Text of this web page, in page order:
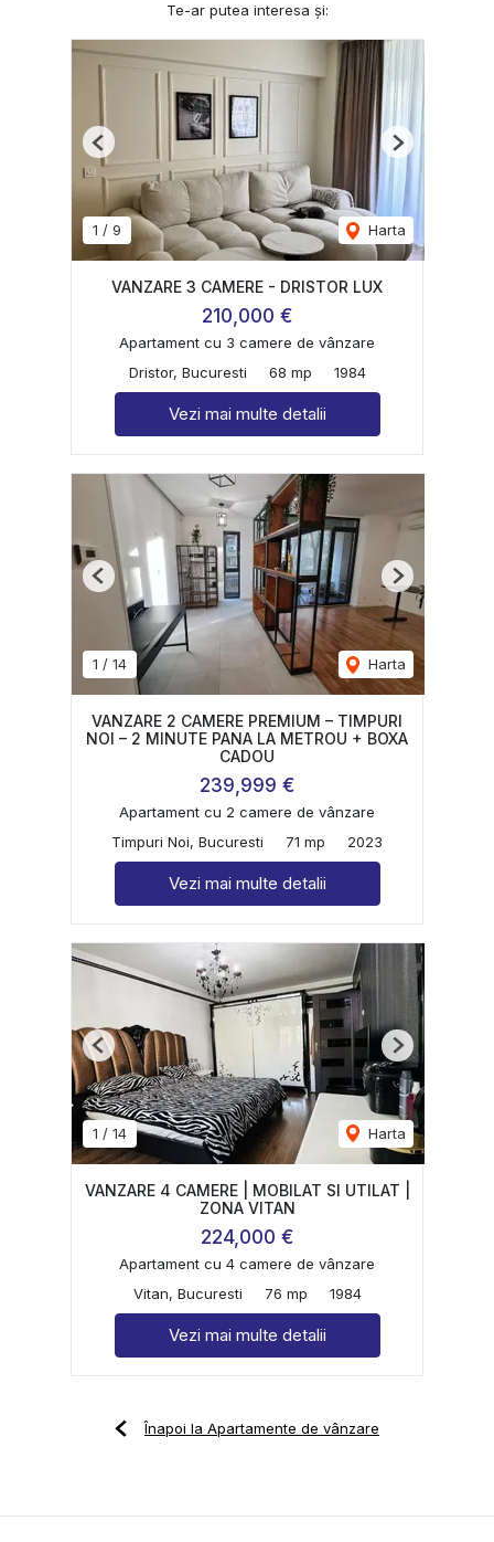
Te-ar putea interesa și:
1 / 9 Harta
Previous Next
VANZARE 3 CAMERE - DRISTOR LUX
210,000 €
Apartament cu 3 camere de vânzare
Dristor, Bucuresti
68 mp 1984
Vezi mai multe detalii
1 / 14 Harta
Previous Next
VANZARE 2 CAMERE PREMIUM – TIMPURI
NOI – 2 MINUTE PANA LA METROU + BOXA
CADOU
239,999 €
Apartament cu 2 camere de vânzare
Timpuri Noi, Bucuresti
71 mp 2023
Vezi mai multe detalii
1 / 14 Harta
Previous Next
VANZARE 4 CAMERE | MOBILAT SI UTILAT |
ZONA VITAN
224,000 €
Apartament cu 4 camere de vânzare
Vitan, Bucuresti
76 mp 1984
Vezi mai multe detalii
Înapoi la Apartamente de vânzare